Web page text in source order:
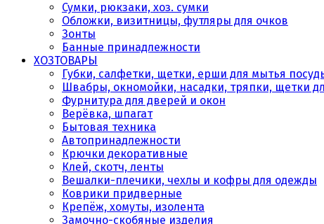
Сумки, рюкзаки, хоз. сумки
Обложки, визитницы, футляры для очков
Зонты
Банные принадлежности
ХОЗТОВАРЫ
Губки, салфетки, щетки, ерши для мытья
Швабры, окномойки, насадки, тряпки, щетки
Фурнитура для дверей и окон
Верёвка, шпагат
Бытовая техника
Автопринадлежности
Крючки декоративные
Клей, скотч, ленты
Вешалки-плечики, чехлы и кофры для одежды
Коврики придверные
Крепёж, хомуты, изолента
Замочно-скобяные изделия